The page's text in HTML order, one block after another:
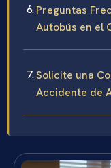
Preguntas
Autobús en el
Solicite una
Accidente de